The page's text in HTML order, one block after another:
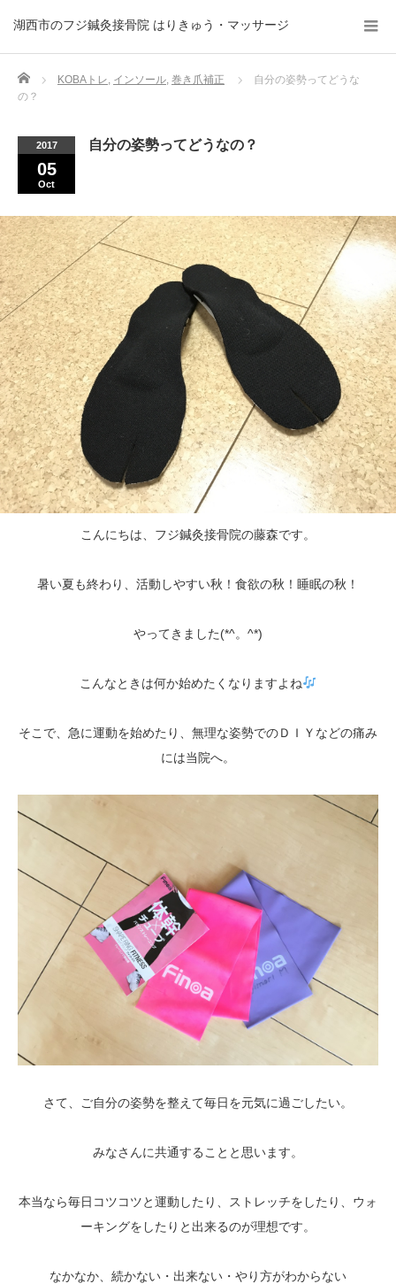
湖西市のフジ鍼灸接骨院 はりきゅう・マッサージ
Home KOBAトレ, インソール, 巻き爪補正
自分の姿勢ってどうな
の？
2017
05
Oct
自分の姿勢ってどうなの？
こんにちは、フジ鍼灸接骨院の藤森です。
暑い夏も終わり、活動しやすい秋！食欲の秋！睡眠の秋！
やってきました(*^。^*)
こんなときは何か始めたくなりますよね
そこで、急に運動を始めたり、無理な姿勢でのＤＩＹなどの痛み
には当院へ。
さて、ご自分の姿勢を整えて毎日を元気に過ごしたい。
みなさんに共通することと思います。
本当なら毎日コツコツと運動したり、ストレッチをしたり、ウォ
ーキングをしたりと出来るのが理想です。
なかなか、続かない・出来ない・やり方がわからない